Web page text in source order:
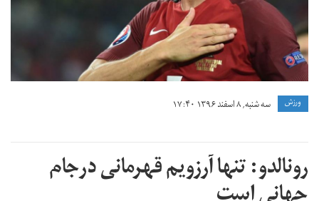
ورزش سه شنبه, ۸ اسفند ۱۳۹۶ ۱۷:۴۰
رونالدو: تنها آرزویم قهرمانی درجام